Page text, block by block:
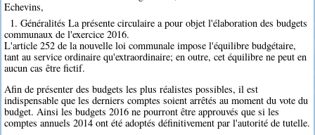
Echevins,
1. Généralités La présente circulaire a pour objet l'élaboration des budgets
communaux de l'exercice 2016.
L'article 252 de la nouvelle loi communale impose l'équilibre budgétaire,
tant au service ordinaire qu'extraordinaire; en outre, cet équilibre ne peut en
aucun cas être fictif.
Afin de présenter des budgets les plus réalistes possibles, il est
indispensable que les derniers comptes soient arrêtés au moment du vote du
budget. Ainsi les budgets 2016 ne pourront être approuvés que si les
comptes annuels 2014 ont été adoptés définitivement par l'autorité de tutelle.